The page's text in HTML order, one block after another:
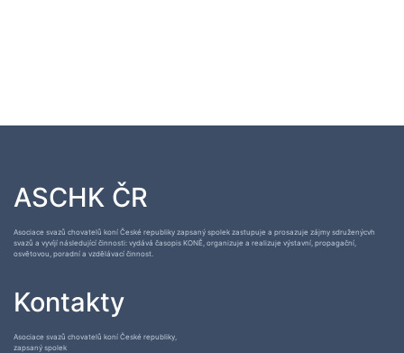
ASCHK ČR
Asociace svazů chovatelů koní České republiky zapsaný spolek zastupuje a prosazuje zájmy sdruženýcvh
svazů a vyvíjí následující činnosti: vydává časopis KONĚ, organizuje a realizuje výstavní, propagační,
osvětovou, poradní a vzdělávací činnost.
Kontakty
Asociace svazů chovatelů koní České republiky,
zapsaný spolek